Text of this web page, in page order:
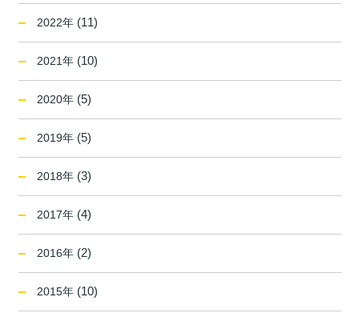
2022年 (11)
2021年 (10)
2020年 (5)
2019年 (5)
2018年 (3)
2017年 (4)
2016年 (2)
2015年 (10)